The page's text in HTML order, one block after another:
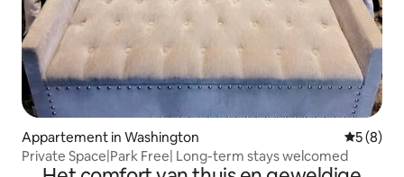
Appartement in Washington
5 (8)
Private Space|Park Free| Long-term stays welcomed